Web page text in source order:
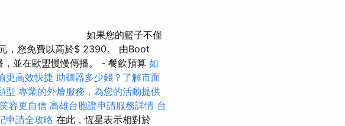
如果您的籃子不僅
，您免費以高於$ 2390。 由Boot
並在歐盟慢慢傳播。 - 餐飲預算 如
更高效快捷 助聽器多少錢？了解市面
型 專業的外燴服務，為您的活動提供
容更自信 高雄台胞證申請服務詳情 台
申請全攻略 在此，恆星表示相對於